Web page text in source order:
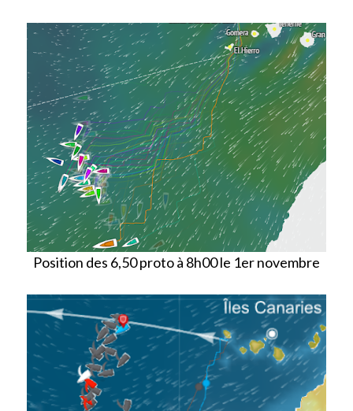
Position des 6,50 proto à 8h00 le 1er novembre